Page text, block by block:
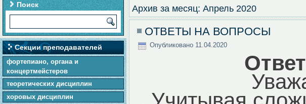
Поиск
Секции преподавателей
фортепиано, органа и
концертмейстеров
теоретических дисциплин
хоровых дисциплин
Архив за месяц: Апрель 2020
ОТВЕТЫ НА ВОПРОСЫ
Опубликовано 11.04.2020